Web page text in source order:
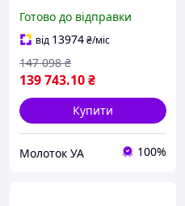
Готово до відправки
від 13974₴/міс
139 743.10₴
147 098 ₴
Купити
Молоток УА 100%